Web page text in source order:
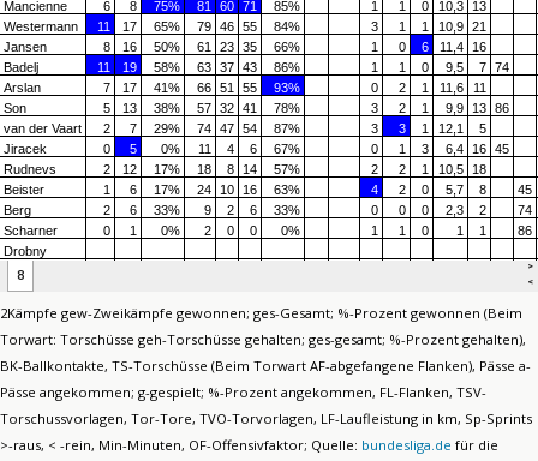
2Kämpfe gew-Zweikämpfe gewonnen; ges-Gesamt; %-Prozent gewonnen (Beim
Torwart: Torschüsse geh-Torschüsse gehalten; ges-gesamt; %-Prozent gehalten),
BK-Ballkontakte, TS-Torschüsse (Beim Torwart AF-abgefangene Flanken), Pässe a-
Pässe angekommen; g-gespielt; %-Prozent angekommen, FL-Flanken, TSV-
Torschussvorlagen, Tor-Tore, TVO-Torvorlagen, LF-Laufleistung in km, Sp-Sprints
>-raus, < -rein, Min-Minuten, OF-Offensivfaktor; Quelle: bundesliga.de für die